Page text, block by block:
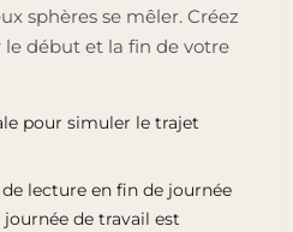
sphères se mêler. Créez
début et la fin de votre
pour simuler le trajet
lecture en fin de journée
de travail est